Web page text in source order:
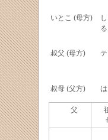
いとこ (母方)
る
叔父 (母方)
叔母 (父方)
父